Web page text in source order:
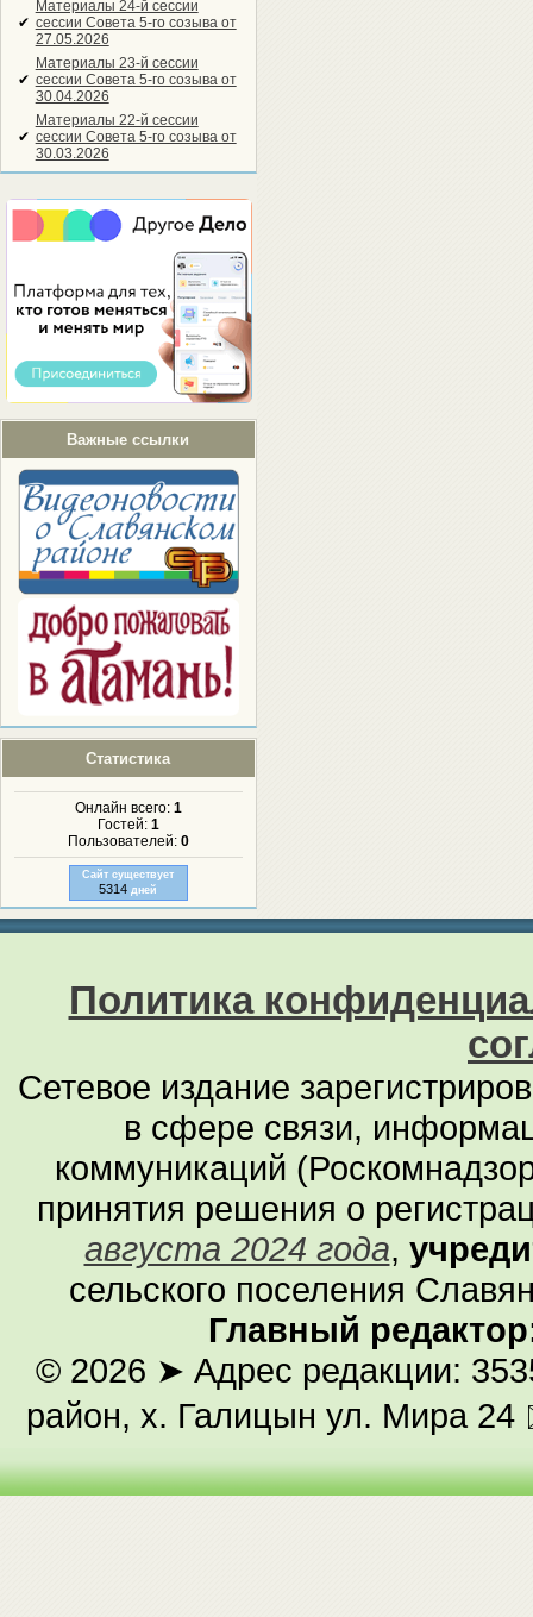
✔
Материалы 24-й сессии
сессии Совета 5-го созыва от
27.05.2026
✔
Материалы 23-й сессии
сессии Совета 5-го созыва от
30.04.2026
✔
Материалы 22-й сессии
сессии Совета 5-го созыва от
30.03.2026
Важные ссылки
Статистика
Онлайн всего: 1
Гостей: 1
Пользователей: 0
Сайт существует
5314 дней
Политика
Сетевое издание
в сфере связи,
коммуникаций
принятия решения о
августа 2024 года,
сельского поселения
Главный
© 2026 ➤ Адрес редакции:
район, х. Галицын ул. Мира